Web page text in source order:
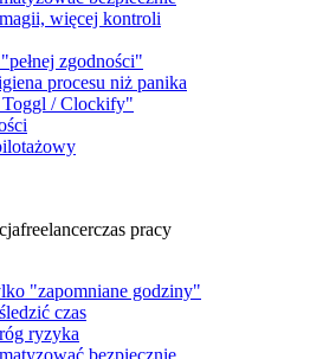
więcej kontroli
zgodności"
procesu niż panika
/ Clockify"
freelancerczas pracy
"zapomniane godziny"
czas
ryzyka
bezpiecznie